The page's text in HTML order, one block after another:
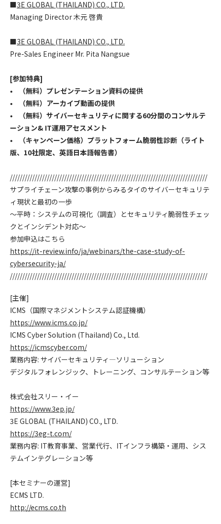
■3E GLOBAL (THAILAND) CO., LTD.
Managing Director 木元 啓貴
■3E GLOBAL (THAILAND) CO., LTD.
Pre-Sales Engineer Mr. Pita Nangsue
[参加特典]
• （無料）プレゼンテーション資料の提供
• （無料）アーカイブ動画の提供
• （無料）サイバーセキュリティに関する60分間のコンサルテ
ーション& IT運用アセスメント
• （キャンペーン価格）プラットフォーム脆弱性診断（ライト
版、10社限定、英語日本語報告書）
////////////////////////////////////////////////////////////////////////////////
サプライチェーン攻撃の事例からみるタイのサイバーセキュリテ
ィ現状と最初の一歩
～平時：システムの可視化（調査）とセキュリティ脆弱性チェッ
クとインシデント対応～
参加申込はこちら
https://it-review.info/ja/webinars/the-case-study-of-
cybersecurity-ja/
////////////////////////////////////////////////////////////////////////////////
[主催]
ICMS（国際マネジメントシステム認証機構）
https://www.icms.co.jp/
ICMS Cyber Solution (Thailand) Co., Ltd.
https://icmscyber.com/
業務内容: サイバーセキュリティ―ソリューション
デジタルフォレンジック、トレーニング、コンサルテーション等
株式会社スリー・イー
https://www.3ep.jp/
3E GLOBAL (THAILAND) CO., LTD.
https://3eg-t.com/
業務内容: IT教育事業、営業代行、ITインフラ構築・運用、シス
テムインテグレーション等
[本セミナーの運営]
ECMS LTD.
http://ecms.co.th